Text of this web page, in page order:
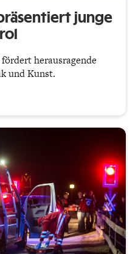
junge
herausragende
und Kunst.